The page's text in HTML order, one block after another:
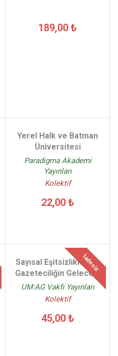
189,00 ₺
Yerel Halk ve Batman
Üniversitesi
Paradigma Akademi
Yayınları
Kolektif
22,00 ₺
İadesiz
Sayısal Eşitsizlikler ve
Gazeteciliğin Geleceği
UM:AG Vakfı Yayınları
Kolektif
45,00 ₺